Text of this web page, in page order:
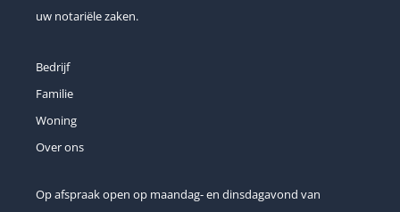
uw notariële zaken.
Bedrijf
Familie
Woning
Over ons
Op afspraak open op maandag- en dinsdagavond van